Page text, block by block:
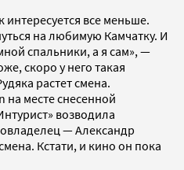
интересуется все меньше.
на любимую Камчатку. И
спальники, а я сам», —
скоро у него такая
растет смена.
месте снесенной
возводила
— Александр
Кстати, и кино он пока